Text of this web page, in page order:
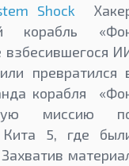
Shock
корабль
взбесившегося
превратился
корабля
миссию
Кита 5, где